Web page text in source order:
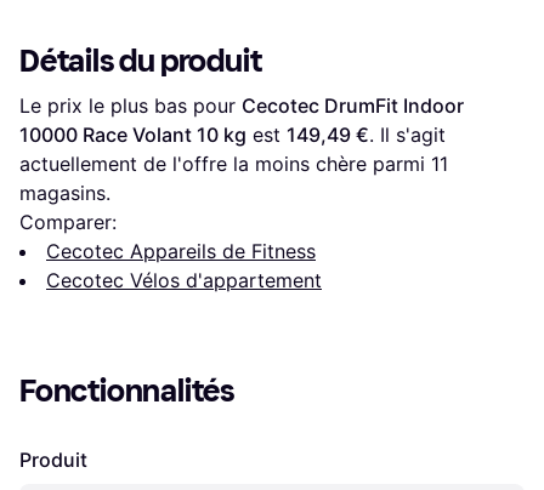
Détails du produit
Le prix le plus bas pour Cecotec DrumFit Indoor
10000 Race Volant 10 kg est 149,49 €. Il s'agit
actuellement de l'offre la moins chère parmi 11
magasins.
Comparer:
Cecotec Appareils de Fitness
Cecotec Vélos d'appartement
Fonctionnalités
Produit